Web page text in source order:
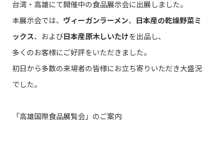
台湾・高雄にて開催中の食品展示会に出展しました。
本展示会では、 ヴィーガンラーメン、
日本産の乾燥野菜ミ
ックス、および日本産原木しいたけを出品し、
多くのお客様にご好評をいただきました。
初日から多数の来場者の皆様にお立ち寄りいただき大盛況
でした。
「高雄国際食品展覧会」のご案内